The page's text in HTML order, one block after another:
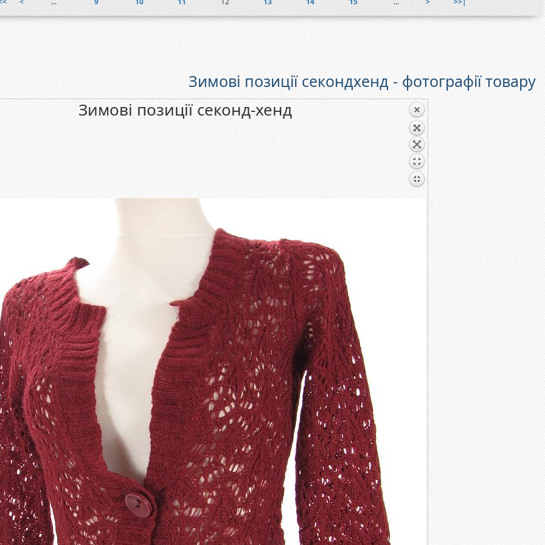
Зимові позиції секондхенд - фотографії товару
Зимові позиції секонд-хенд